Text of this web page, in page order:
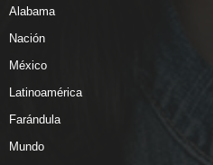
Alabama
Nación
México
Latinoamérica
Farándula
Mundo